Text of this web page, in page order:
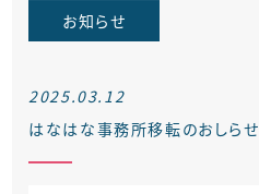
お知らせ
2025.03.12
はなはな事務所移転のおしらせ